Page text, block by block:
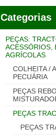
Categorias
PEÇAS:
ACESSÓRIOS,
AGRÍCOLAS
COLHEITA /
PECUÁRIA
PEÇAS
PEÇAS
PEÇAS